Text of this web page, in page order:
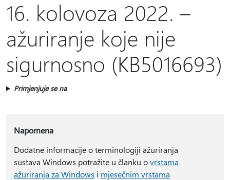
16. kolovoza 2022. –
ažuriranje koje nije
sigurnosno (KB5016693)
Primjenjuje se na
Napomena
Dodatne informacije o terminologiji ažuriranja
sustava Windows potražite u članku ovrstama
ažuriranja za Windows i mjesečnim vrstama